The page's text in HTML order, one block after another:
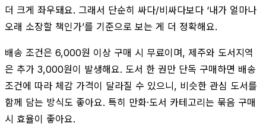
더 크게 좌우돼요. 그래서 단순히 싸다/비싸다보다 ‘내가 얼마나
오래 소장할 책인가’를 기준으로 보는 게 더 정확해요.
배송 조건은 6,000원 이상 구매 시 무료이며, 제주와 도서지역
은 추가 3,000원이 발생해요. 도서 한 권만 단독 구매하면 배송
조건에 따라 체감 가격이 달라질 수 있으니, 비슷한 관심 도서를
함께 담는 방식도 좋아요. 특히 만화·도서 카테고리는 묶음 구매
시 효율이 좋아요.